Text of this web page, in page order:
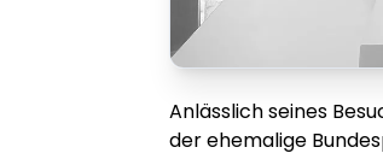
Anlässlich seines
der ehemalige